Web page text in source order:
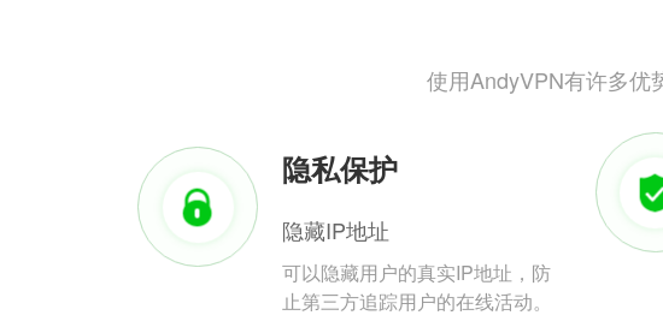
使用AndyVPN有许多优
隐私保护
隐藏IP地址
可以隐藏用户的真实IP地址，防
止第三方追踪用户的在线活动。